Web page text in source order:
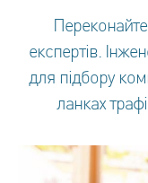
експертів.
для підбору
ланках